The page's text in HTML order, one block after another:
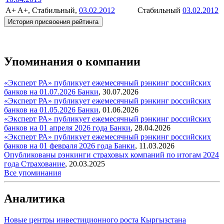
A+ A+, Стабильный, 03.02.2012 Стабильный 03.02.2012
История присвоения рейтинга
Упоминания о компании
«Эксперт РА» публикует ежемесячный рэнкинг российских
банков на 01.07.2026 Банки, 30.07.2026
«Эксперт РА» публикует ежемесячный рэнкинг российских
банков на 01.05.2026 Банки, 01.06.2026
«Эксперт РА» публикует ежемесячный рэнкинг российских
банков на 01 апреля 2026 года Банки, 28.04.2026
«Эксперт РА» публикует ежемесячный рэнкинг российских
банков на 01 февраля 2026 года Банки, 11.03.2026
Опубликованы рэнкинги страховых компаний по итогам 2024
года Страхование, 20.03.2025
Все упоминания
Аналитика
Новые центры инвестиционного роста Кыргызстана